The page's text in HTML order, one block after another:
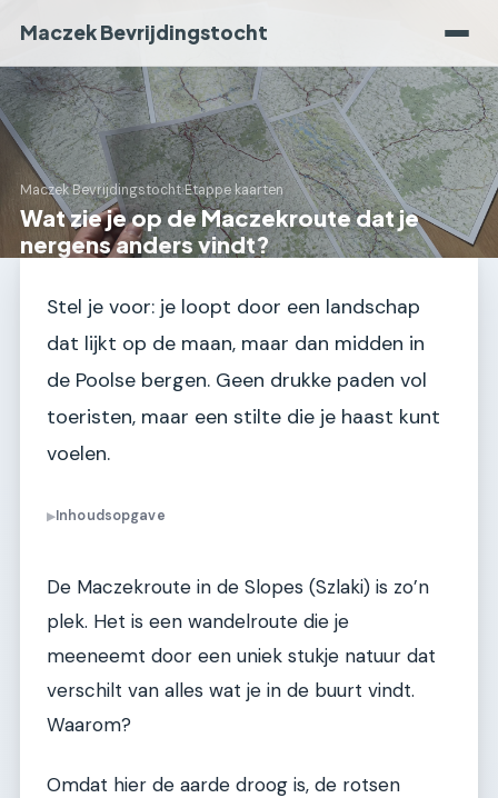
Maczek Bevrijdingstocht
Maczek Bevrijdingstocht›Etappe kaarten
Wat zie je op de Maczekroute dat je
nergens anders vindt?
Stel je voor: je loopt door een landschap
dat lijkt op de maan, maar dan midden in
de Poolse bergen. Geen drukke paden vol
toeristen, maar een stilte die je haast kunt
voelen.
▶Inhoudsopgave
De Maczekroute in de Slopes (Szlaki) is zo’n
plek. Het is een wandelroute die je
meeneemt door een uniek stukje natuur dat
verschilt van alles wat je in de buurt vindt.
Waarom?
Omdat hier de aarde droog is, de rotsen